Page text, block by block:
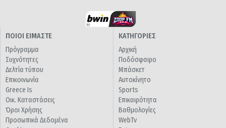
ΠΟΙΟΙ ΕΙΜΑΣΤΕ
Πρόγραμμα
Συχνότητες
Δελτία τύπου
Επικοινωνία
Greece Is
Οικ. Καταστάσεις
Όροι Χρήσης
Προσωπικά Δεδομένα
ΚΑΤΗΓΟΡΙΕΣ
Αρχική
Ποδόσφαιρο
Μπάσκετ
Αυτοκίνητο
Sports
Επικαιρότητα
Βαθμολογίες
WebTv